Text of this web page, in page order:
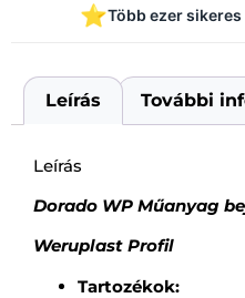
⭐Több ezer
Leírás További
Leírás
Dorado WP Műanyag
Weruplast Profil
Tartozékok: